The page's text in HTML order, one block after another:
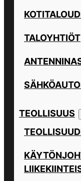
TALOYHTIÖT
TEOLLISUUS